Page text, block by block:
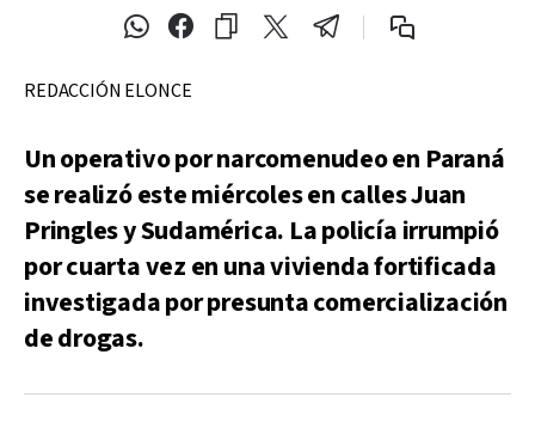
REDACCIÓN ELONCE
Un operativo por narcomenudeo en Paraná
se realizó este miércoles en calles Juan
Pringles y Sudamérica. La policía irrumpió
por cuarta vez en una vivienda fortificada
investigada por presunta comercialización
de drogas.